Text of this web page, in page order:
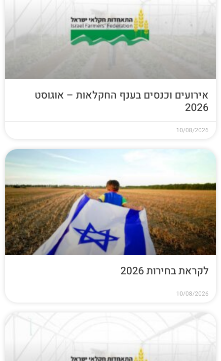
אירועים וכנסים בענף החקלאות – אוגוסט
2026
10/08/2026
לקראת בחירות 2026
10/08/2026